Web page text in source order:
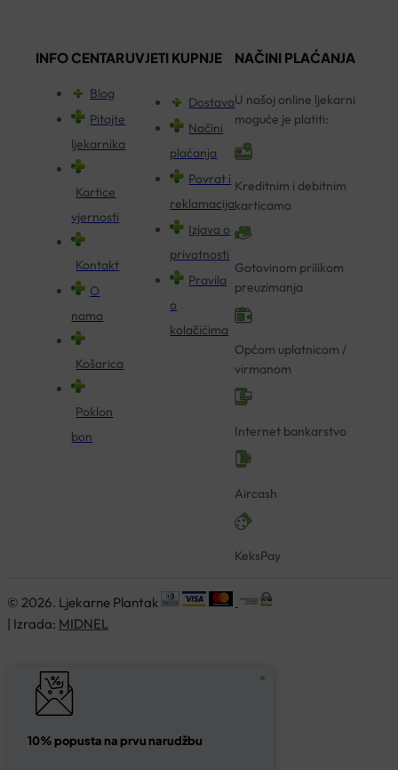
INFO CENTAR
Blog
Pitajte
ljekarnika
Kartice
vjernosti
Kontakt
O
nama
Košarica
Poklon
bon
UVJETI KUPNJE
Dostava
Načini
plaćanja
Povrat i
reklamacija
Izjava o
privatnosti
Pravila
o
kolačićima
NAČINI PLAĆANJA
U našoj online ljekarni
moguće je platiti:
Kreditnim i debitnim
karticama
Gotovinom prilikom
preuzimanja
Općom uplatnicom /
virmanom
Internet bankarstvo
Aircash
KeksPay
© 2026. Ljekarne Plantak
| Izrada: MIDNEL
10% popusta na prvu narudžbu